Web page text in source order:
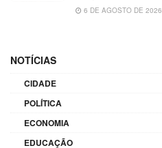
6 DE AGOSTO DE 2026
NOTÍCIAS
CIDADE
POLÍTICA
ECONOMIA
EDUCAÇÃO